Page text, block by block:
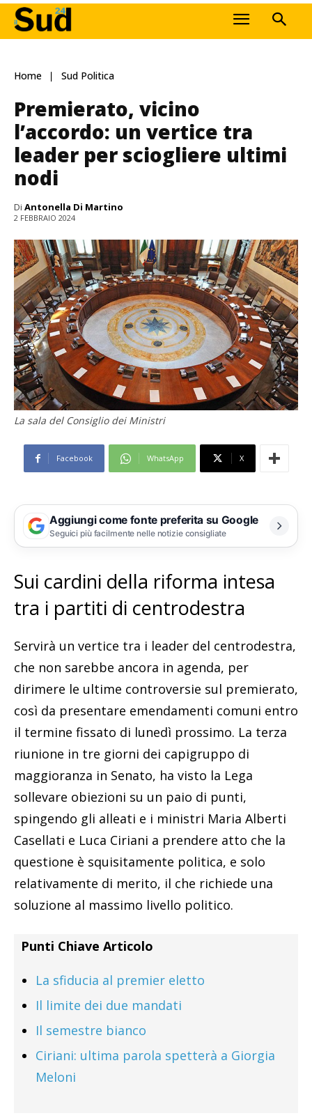
Home Sud Politica
Premierato, vicino
l’accordo: un vertice tra
leader per sciogliere ultimi
nodi
Di Antonella Di Martino
2 FEBBRAIO 2024
La sala del Consiglio dei Ministri
Facebook WhatsApp X
Aggiungi come fonte preferita su Google
Seguici più facilmente nelle notizie consigliate
Sui cardini della riforma intesa
tra i partiti di centrodestra
Servirà un vertice tra i leader del centrodestra,
che non sarebbe ancora in agenda, per
dirimere le ultime controversie sul premierato,
così da presentare emendamenti comuni entro
il termine fissato di lunedì prossimo. La terza
riunione in tre giorni dei capigruppo di
maggioranza in Senato, ha visto la Lega
sollevare obiezioni su un paio di punti,
spingendo gli alleati e i ministri Maria Alberti
Casellati e Luca Ciriani a prendere atto che la
questione è squisitamente politica, e solo
relativamente di merito, il che richiede una
soluzione al massimo livello politico.
Punti Chiave Articolo
La sfiducia al premier eletto
Il limite dei due mandati
Il semestre bianco
Ciriani: ultima parola spetterà a Giorgia
Meloni